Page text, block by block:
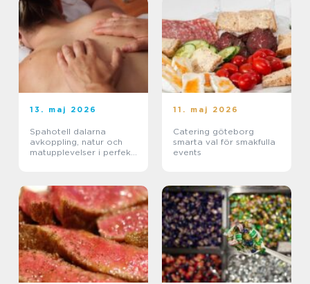
13. maj 2026
Spahotell dalarna
avkoppling, natur och
matupplevelser i perfekt
11. maj 2026
Catering göteborg
smarta val för smakfulla
events